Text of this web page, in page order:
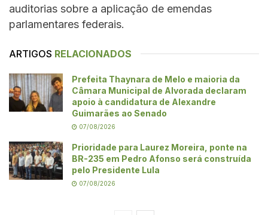
auditorias sobre a aplicação de emendas
parlamentares federais.
ARTIGOS RELACIONADOS
Prefeita Thaynara de Melo e maioria da
Câmara Municipal de Alvorada declaram
apoio à candidatura de Alexandre
Guimarães ao Senado
07/08/2026
Prioridade para Laurez Moreira, ponte na
BR-235 em Pedro Afonso será construída
pelo Presidente Lula
07/08/2026